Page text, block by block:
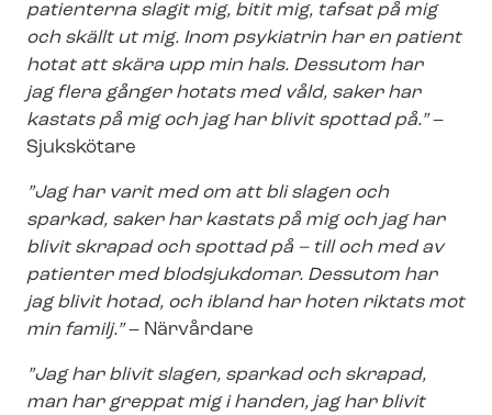
patienterna slagit mig, bitit mig, tafsat på mig
och skällt ut mig. Inom psykiatrin har en patient
hotat att skära upp min hals. Dessutom har
jagflera gånger hotats med våld, saker har
kastats på mig och jag har blivit spottad på.”–
Sjukskötare
”Jag har varit med om att bli slagen och
sparkad, saker har kastats på mig och jag har
blivit skrapad och spottad på – till och med av
patienter med blodsjukdomar. Dessutom har
jag blivit hotad, och ibland har hoten riktats mot
min familj.”– Närvårdare
”Jag har blivit slagen, sparkad och skrapad,
man har greppat mig i handen, jag har blivit